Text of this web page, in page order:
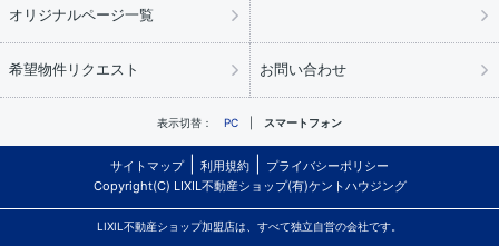
オリジナルページ一覧
希望物件リクエスト お問い合わせ
表示切替： PC スマートフォン
サイトマップ 利用規約
プライバシーポリシー
Copyright(C) LIXIL不動産ショップ(有)ケントハウジング
LIXIL不動産ショップ加盟店は、すべて独立自営の会社です。